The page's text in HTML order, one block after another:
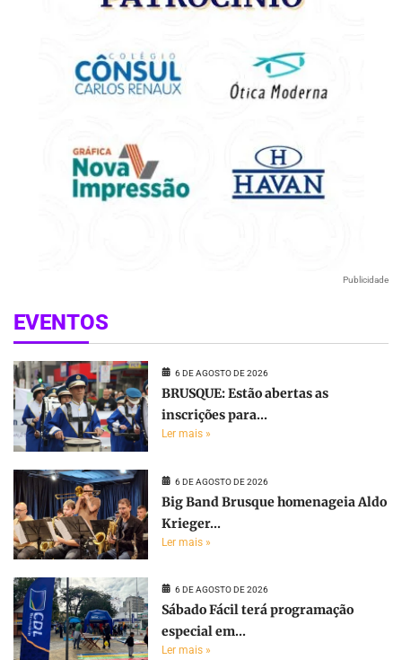
Publicidade
EVENTOS
6 DE AGOSTO DE 2026
BRUSQUE: Estão abertas as
inscrições para...
Ler mais »
6 DE AGOSTO DE 2026
Big Band Brusque homenageia Aldo
Krieger...
Ler mais »
6 DE AGOSTO DE 2026
Sábado Fácil terá programação
especial em...
Ler mais »